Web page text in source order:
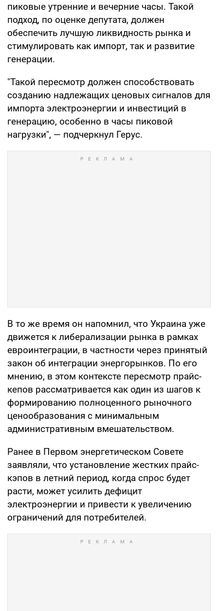
пиковые утренние и вечерние часы. Такой
подход, по оценке депутата, должен
обеспечить лучшую ликвидность рынка и
стимулировать как импорт, так и развитие
генерации.
"Такой пересмотр должен способствовать
созданию надлежащих ценовых сигналов для
импорта электроэнергии и инвестиций в
генерацию, особенно в часы пиковой
нагрузки", — подчеркнул Герус.
В то же время он напомнил, что Украина уже
движется к либерализации рынка в рамках
евроинтеграции, в частности через принятый
закон об интеграции энергорынков. По его
мнению, в этом контексте пересмотр прайс-
кепов рассматривается как один из шагов к
формированию полноценного рыночного
ценообразования с минимальным
административным вмешательством.
Ранее в Первом энергетическом Совете
заявляли, что установление жестких прайс-
кэпов в летний период, когда спрос будет
расти, может усилить дефицит
электроэнергии и привести к увеличению
ограничений для потребителей.